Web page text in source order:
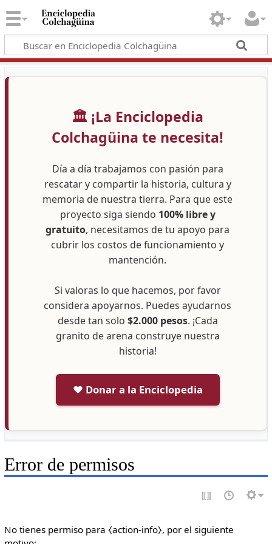
🏛️ ¡La Enciclopedia
Colchagüina te necesita!
Día a día trabajamos con pasión para
rescatar y compartir la historia, cultura y
memoria de nuestra tierra. Para que este
proyecto siga siendo 100% libre y
gratuito, necesitamos de tu apoyo para
cubrir los costos de funcionamiento y
mantención.
Si valoras lo que hacemos, por favor
considera apoyarnos. Puedes ayudarnos
desde tan solo $2.000 pesos. ¡Cada
granito de arena construye nuestra
historia!
❤️ Donar a la Enciclopedia
Error de permisos
No tienes permiso para ⧼action-info⧽, por el siguiente